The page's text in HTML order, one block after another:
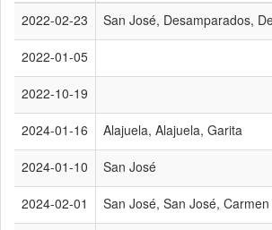
2022-02-23
San José, Desamparados,
2022-01-05
2022-10-19
2024-01-16 Alajuela, Alajuela, Garita
2024-01-10 San José
2024-02-01 San José, San José, Carmen